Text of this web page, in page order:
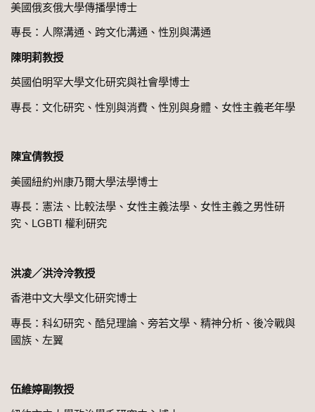
美國俄亥俄大學傳播學博士
專長：人際溝通、跨文化溝通、性別與溝通
陳明莉教授
英國伯明罕大學文化研究與社會學博士
專長：文化研究、性別與消費、性別與身體、女性主義老年學
陳宜倩教授
美國紐約州康乃爾大學法學博士
專長：憲法、比較法學、女性主義法學、女性主義之男性研
究、LGBTI 權利研究
洪凌／洪泠泠教授
香港中文大學文化研究博士
專長：科幻研究、酷兒理論、旁若文學、精神分析、後冷戰與
國族、左翼
伍維婷副教授